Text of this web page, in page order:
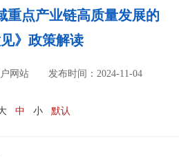
重点产业链高质量发展的
》政策解读
网站
发布时间：2024-11-04
中 小 默认